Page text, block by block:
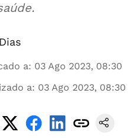
a: 03 Ago 2023, 08:30
a: 03 Ago 2023, 08:30